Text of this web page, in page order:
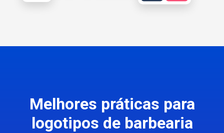
Melhores práticas para
logotipos de barbearia